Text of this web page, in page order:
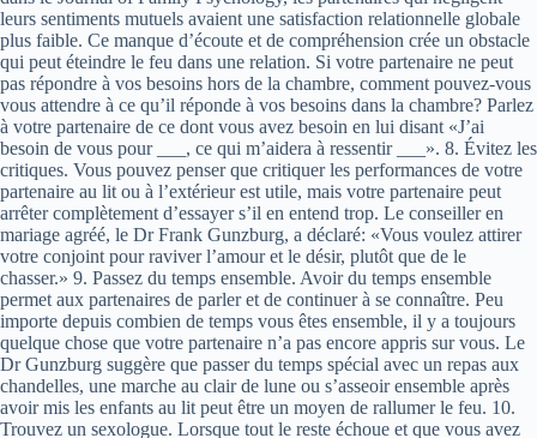
leurs sentiments mutuels avaient une satisfaction relationnelle globale
plus faible. Ce manque d’écoute et de compréhension crée un obstacle
qui peut éteindre le feu dans une relation. Si votre partenaire ne peut
pas répondre à vos besoins hors de la chambre, comment pouvez-vous
vous attendre à ce qu’il réponde à vos besoins dans la chambre? Parlez
à votre partenaire de ce dont vous avez besoin en lui disant «J’ai
besoin de vous pour ___, ce qui m’aidera à ressentir ___». 8. Évitez les
critiques. Vous pouvez penser que critiquer les performances de votre
partenaire au lit ou à l’extérieur est utile, mais votre partenaire peut
arrêter complètement d’essayer s’il en entend trop. Le conseiller en
mariage agréé, le Dr Frank Gunzburg, a déclaré: «Vous voulez attirer
votre conjoint pour raviver l’amour et le désir, plutôt que de le
chasser.» 9. Passez du temps ensemble. Avoir du temps ensemble
permet aux partenaires de parler et de continuer à se connaître. Peu
importe depuis combien de temps vous êtes ensemble, il y a toujours
quelque chose que votre partenaire n’a pas encore appris sur vous. Le
Dr Gunzburg suggère que passer du temps spécial avec un repas aux
chandelles, une marche au clair de lune ou s’asseoir ensemble après
avoir mis les enfants au lit peut être un moyen de rallumer le feu. 10.
Trouvez un sexologue. Lorsque tout le reste échoue et que vous avez